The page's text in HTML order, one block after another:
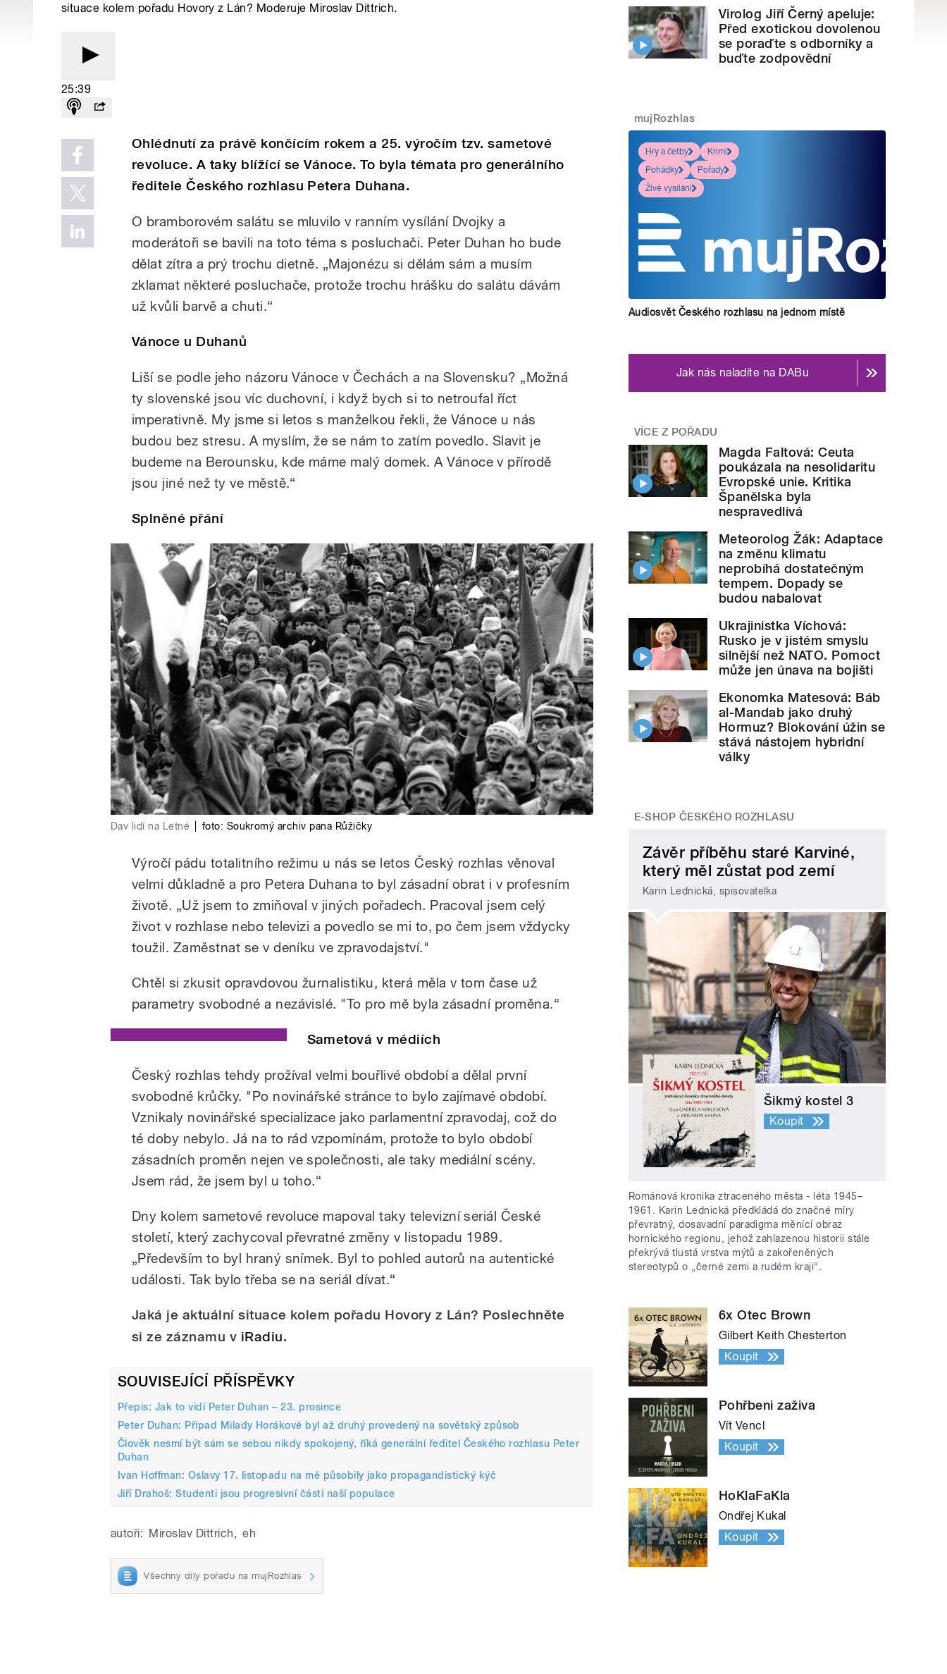
situace kolem pořadu Hovory z Lán? Moderuje Miroslav Dittrich.
25:39
Ohlédnutí za právě končícím rokem a 25. výročím tzv. sametové
revoluce. A taky blížící se Vánoce. To byla témata pro generálního
ředitele Českého rozhlasu Petera Duhana.
O bramborovém salátu se mluvilo v ranním vysílání Dvojky a
moderátoři se bavili na toto téma s posluchači. Peter Duhan ho bude
dělat zítra a prý trochu dietně. „Majonézu si dělám sám a musím
zklamat některé posluchače, protože trochu hrášku do salátu dávám
už kvůli barvě a chuti.“
Vánoce u Duhanů
Liší se podle jeho názoru Vánoce v Čechách a na Slovensku? „Možná
ty slovenské jsou víc duchovní, i když bych si to netroufal říct
imperativně. My jsme si letos s manželkou řekli, že Vánoce u nás
budou bez stresu. A myslím, že se nám to zatím povedlo. Slavit je
budeme na Berounsku, kde máme malý domek. A Vánoce v přírodě
jsou jiné než ty ve městě.“
Splněné přání
Dav lidí na Letné foto: Soukromý archiv pana Růžičky
Výročí pádu totalitního režimu u nás se letos Český rozhlas věnoval
velmi důkladně a pro Petera Duhana to byl zásadní obrat i v profesním
životě. „Už jsem to zmiňoval v jiných pořadech. Pracoval jsem celý
život v rozhlase nebo televizi a povedlo se mi to, po čem jsem vždycky
toužil. Zaměstnat se v deníku ve zpravodajství."
Chtěl si zkusit opravdovou žurnalistiku, která měla v tom čase už
parametry svobodné a nezávislé. "To pro mě byla zásadní proměna.“
Sametová v médiích
Český rozhlas tehdy prožíval velmi bouřlivé období a dělal první
svobodné krůčky. "Po novinářské stránce to bylo zajímavé období.
Vznikaly novinářské specializace jako parlamentní zpravodaj, což do
té doby nebylo. Já na to rád vzpomínám, protože to bylo období
zásadních proměn nejen ve společnosti, ale taky mediální scény.
Jsem rád, že jsem byl u toho.“
Dny kolem sametové revoluce mapoval taky televizní seriál České
století, který zachycoval převratné změny v listopadu 1989.
„Především to byl hraný snímek. Byl to pohled autorů na autentické
události. Tak bylo třeba se na seriál dívat.“
Jaká je aktuální situace kolem pořadu Hovory z Lán? Poslechněte
si ze záznamu v iRadiu.
SOUVISEJÍCÍ PŘÍSPĚVKY
Přepis: Jak to vidí Peter Duhan – 23. prosince
Peter Duhan: Případ Milady Horákové byl až druhý provedený na sovětský způsob
Člověk nesmí být sám se sebou nikdy spokojený, říká generální ředitel Českého rozhlasu Peter
Duhan
Ivan Hoffman: Oslavy 17. listopadu na mě působily jako propagandistický kýč
Jiří Drahoš: Studenti jsou progresivní částí naší populace
autoři: Miroslav Dittrich, eh
Všechny díly pořadu na mujRozhlas
Virolog Jiří Černý apeluje:
Před exotickou dovolenou
se poraďte s odborníky a
buďte zodpovědní
mujRozhlas
Hry a četby
Krimi
Pohádky
Pořady
Živé vysílání
Audiosvět Českého rozhlasu na jednom místě
Jak nás naladíte na DABu
VÍCE Z POŘADU
Magda Faltová: Ceuta
poukázala na nesolidaritu
Evropské unie. Kritika
Španělska byla
nespravedlivá
Meteorolog Žák: Adaptace
na změnu klimatu
neprobíhá dostatečným
tempem. Dopady se
budou nabalovat
Ukrajinistka Víchová:
Rusko je v jistém smyslu
silnější než NATO. Pomoct
může jen únava na bojišti
Ekonomka Matesová: Báb
al-Mandab jako druhý
Hormuz? Blokování úžin se
stává nástojem hybridní
války
E-SHOP ČESKÉHO ROZHLASU
Závěr příběhu staré Karviné,
který měl zůstat pod zemí
Karin Lednická, spisovatelka
Šikmý kostel 3
Koupit
Románová kronika ztraceného města - léta 1945–
1961. Karin Lednická předkládá do značné míry
převratný, dosavadní paradigma měnící obraz
hornického regionu, jehož zahlazenou historii stále
překrývá tlustá vrstva mýtů a zakořeněných
stereotypů o „černé zemi a rudém kraji“.
6x Otec Brown
Gilbert Keith Chesterton
Koupit
Pohřbeni zaživa
Vít Vencl
Koupit
HoKlaFaKla
Ondřej Kukal
Koupit